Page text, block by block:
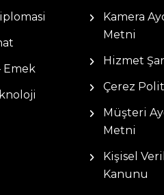
Emek
Kamera
Metni
Hizmet
Çerez
Müşteri
Metni
Kişisel
Kanunu